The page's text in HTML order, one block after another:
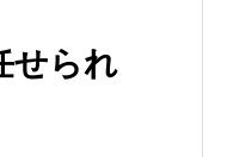
せられ